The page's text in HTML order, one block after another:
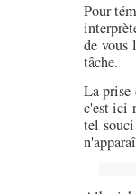
Pour
de vous
tâche.
La prise
c'est ici
tel